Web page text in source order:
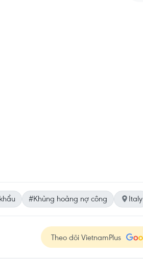
#Khủng hoảng nợ công Italy
Theo dõi VietnamPlus